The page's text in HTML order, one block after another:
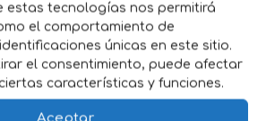
estas tecnologías nos permitirá
el comportamiento de
únicas en este sitio.
el consentimiento, puede afectar
características y funciones.